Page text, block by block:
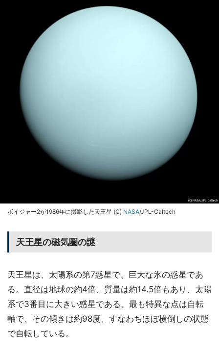
ボイジャー2が1986年に撮影した天王星 (C) NASA/JPL-Caltech
天王星の磁気圏の謎
天王星は、太陽系の第7惑星で、巨大な氷の惑星であ
る。直径は地球の約4倍、質量は約14.5倍もあり、太陽
系で3番目に大きい惑星である。最も特異な点は自転
軸で、その傾きは約98度、すなわちほぼ横倒しの状態
で自転している。